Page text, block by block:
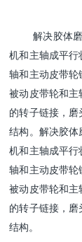
解决胶体
机和主轴成平行
轴和主动皮带轮
被动皮带轮和主
的转子链接，磨
结构。解决胶体
机和主轴成平行
轴和主动皮带轮
被动皮带轮和主
的转子链接，磨
结构。